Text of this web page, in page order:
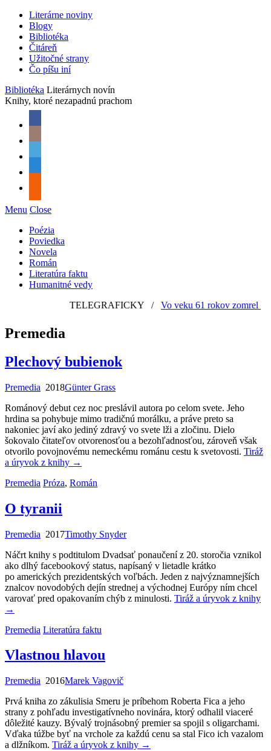
Literárne noviny
Blogy
Bibliotéka
Čitáreň
Užitočné strany
Čo píšu iní
Bibliotéka Literárnych novín
Knihy, ktoré nezapadnú prachom
Menu Close
Poézia
Poviedka
Novela
Román
Literatúra faktu
Humanitné vedy
TELEGRAFICKY/ Vo veku 61 rokov zomrel
Premedia
Plechový bubienok
Premedia 2018Günter Grass
Románový debut cez noc preslávil autora po celom svete. Jeho
hrdina sa pohybuje mimo tradičnú morálku, a práve preto sa
nakoniec javí ako jediný zdravý vo svete lži a zločinu. Dielo
šokovalo čitateľov otvorenosťou a bezohľadnosťou, zároveň však
otvorilo povojnovému nemeckému románu cestu k svetovosti. Tiráž
a úryvok z knihy →
Premedia Próza, Román
O tyranii
Premedia 2017Timothy Snyder
Náčrt knihy s podtitulom Dvadsať ponaučení z 20. storočia vznikol
ako dlhý facebookový status, napísaný v lietadle krátko
po amerických prezidentských voľbách. Jeden z najvýznamnejších
znalcov novodobých dejín strednej a východnej Európy ním chcel
varovať pred opakovaním chýb z minulosti. Tiráž a úryvok z knihy
→
Premedia Literatúra faktu
Vlastnou hlavou
Premedia 2016Marek Vagovič
Prvá kniha zo zákulisia Smeru je príbehom Roberta Fica a jeho
strany z pohľadu investigatívneho novinára, ktorý odhalil viaceré
dôležité kauzy. Bývalý trojnásobný premier sa spojil s oligarchami.
Vďaka túžbe byť na vrchole za každú cenu sa stal Fico ich vazalom
a dlžníkom. Tiráž a úryvok z knihy →